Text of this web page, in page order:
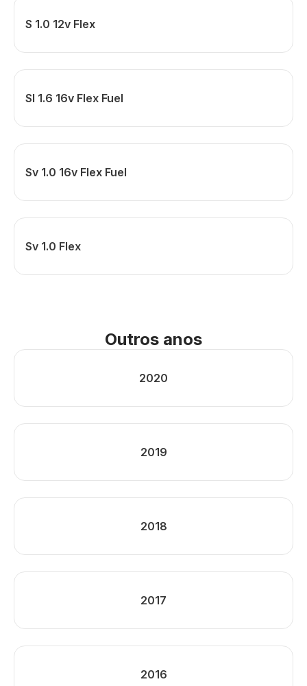
S 1.0 12v Flex
Sl 1.6 16v Flex Fuel
Sv 1.0 16v Flex Fuel
Sv 1.0 Flex
Outros anos
2020
2019
2018
2017
2016